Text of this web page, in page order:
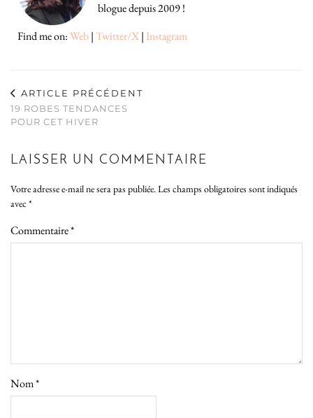
blogue depuis 2009 !
Find me on:Web|Twitter/X| Instagram
ARTICLE PRÉCÉDENT
19 ROBES TENDANCES
POUR CET HIVER
LAISSER UN COMMENTAIRE
Votre adresse e-mail ne sera pas publiée.Les champs obligatoires sont indiqués
avec *
Commentaire*
Nom*